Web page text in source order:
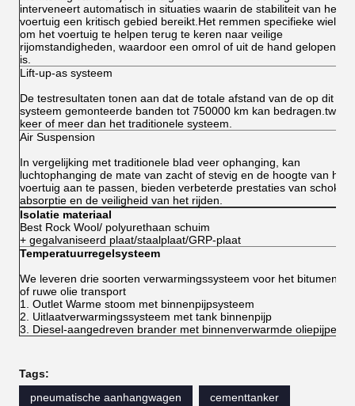
interveneert automatisch in situaties waarin de stabiliteit van het
voertuig een kritisch gebied bereikt.Het remmen specifieke wielen
om het voertuig te helpen terug te keren naar veilige
rijomstandigheden, waardoor een omrol of uit de hand gelopen
is.
Lift-up-as systeem
De testresultaten tonen aan dat de totale afstand van de op dit
systeem gemonteerde banden tot 750000 km kan bedragen.twee
keer of meer dan het traditionele systeem.
Air Suspension
In vergelijking met traditionele blad veer ophanging, kan
luchtophanging de mate van zacht of stevig en de hoogte van het
voertuig aan te passen, bieden verbeterde prestaties van schok-
absorptie en de veiligheid van het rijden.
Isolatie materiaal
Best Rock Wool/ polyurethaan schuim
+ gegalvaniseerd plaat/staalplaat/GRP-plaat
Temperatuurregelsysteem
We leveren drie soorten verwarmingssysteem voor het bitumen
of ruwe olie transport
1. Outlet Warme stoom met binnenpijpsysteem
2. Uitlaatverwarmingssysteem met tank binnenpijp
3. Diesel-aangedreven brander met binnenverwarmde oliepijpen
Tags:
pneumatische aanhangwagen
cementtanker